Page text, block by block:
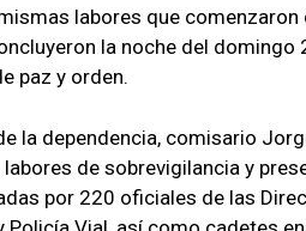
labores que
la noche del domingo
paz y orden.
la dependencia, comisario
de sobrevigilancia y
por 220 oficiales de las